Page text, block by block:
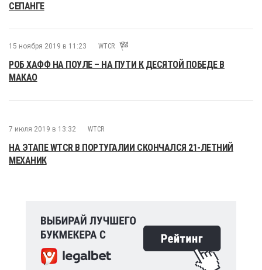
СЕПАНГЕ
15 ноября 2019 в 11:23 WTCR
РОБ ХАФФ НА ПОУЛЕ – НА ПУТИ К ДЕСЯТОЙ ПОБЕДЕ В
МАКАО
7 июля 2019 в 13:32 WTCR
НА ЭТАПE WTCR В ПОРТУГАЛИИ СКОНЧАЛСЯ 21-ЛЕТНИЙ
МЕХАНИК